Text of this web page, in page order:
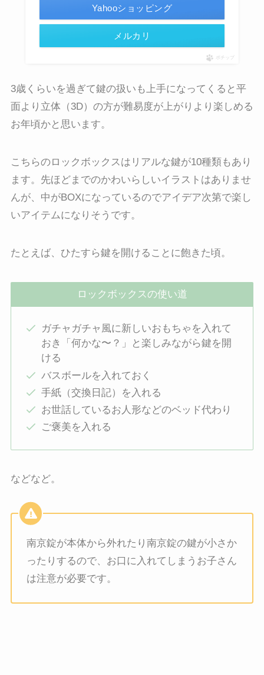
Yahooショッピング
メルカリ
ポチップ
3歳くらいを過ぎて鍵の扱いも上手になってくると平
面より立体（3D）の方が難易度が上がりより楽しめる
お年頃かと思います。
こちらのロックボックスはリアルな鍵が10種類もあり
ます。先ほどまでのかわいらしいイラストはありませ
んが、中がBOXになっているのでアイデア次第で楽し
いアイテムになりそうです。
たとえば、ひたすら鍵を開けることに飽きた頃。
ロックボックスの使い道
ガチャガチャ風に新しいおもちゃを入れて
おき「何かな〜？」と楽しみながら鍵を開
ける
バスボールを入れておく
手紙（交換日記）を入れる
お世話しているお人形などのベッド代わり
ご褒美を入れる
などなど。
南京錠が本体から外れたり南京錠の鍵が小さか
ったりするので、お口に入れてしまうお子さん
は注意が必要です。